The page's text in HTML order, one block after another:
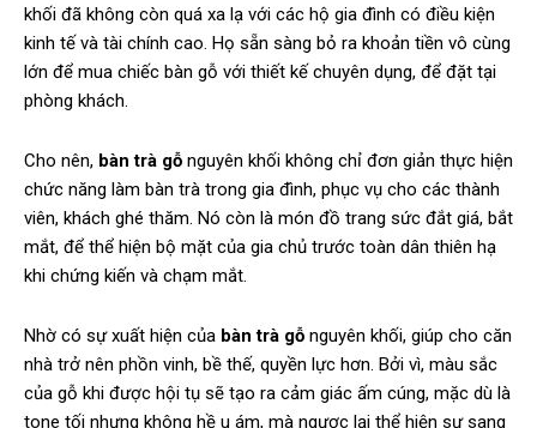
khối đã không còn quá xa lạ với các hộ gia đình có điều kiện
kinh tế và tài chính cao. Họ sẵn sàng bỏ ra khoản tiền vô cùng
lớn để mua chiếc bàn gỗ với thiết kế chuyên dụng, để đặt tại
phòng khách.
Cho nên, bàn trà gỗ nguyên khối không chỉ đơn giản thực hiện
chức năng làm bàn trà trong gia đình, phục vụ cho các thành
viên, khách ghé thăm. Nó còn là món đồ trang sức đắt giá, bắt
mắt, để thể hiện bộ mặt của gia chủ trước toàn dân thiên hạ
khi chứng kiến và chạm mắt.
Nhờ có sự xuất hiện của bàn trà gỗ nguyên khối, giúp cho căn
nhà trở nên phồn vinh, bề thế, quyền lực hơn. Bởi vì, màu sắc
của gỗ khi được hội tụ sẽ tạo ra cảm giác ấm cúng, mặc dù là
tone tối nhưng không hề u ám, mà ngược lại thể hiện sự sang